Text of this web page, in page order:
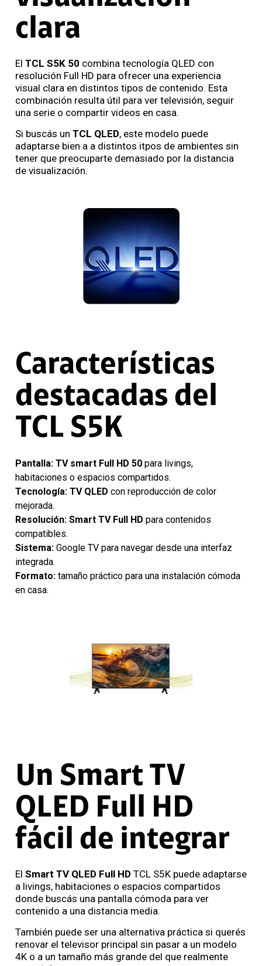
clara
El TCL S5K 50 combina tecnología QLED con
resolución Full HD para ofrecer una experiencia
visual clara en distintos tipos de contenido. Esta
combinación resulta útil para ver televisión, seguir
una serie o compartir videos en casa.
Si buscás un TCL QLED, este modelo puede
adaptarse bien a a distintos itpos de ambientes sin
tener que preocuparte demasiado por la distancia
de visualización.
Características
destacadas del
TCL S5K
Pantalla: TV smart Full HD 50 para livings,
habitaciones o espacios compartidos.
Tecnología: TV QLED con reproducción de color
mejorada.
Resolución: Smart TV Full HD para contenidos
compatibles.
Sistema: Google TV para navegar desde una interfaz
integrada.
Formato: tamaño práctico para una instalación cómoda
en casa.
Un Smart TV
QLED Full HD
fácil de integrar
El Smart TV QLED Full HD TCL S5K puede adaptarse
a livings, habitaciones o espacios compartidos
donde buscás una pantalla cómoda para ver
contenido a una distancia media.
También puede ser una alternativa práctica si querés
renovar el televisor principal sin pasar a un modelo
4K o a un tamaño más grande del que realmente